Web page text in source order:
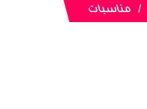
مناسبات